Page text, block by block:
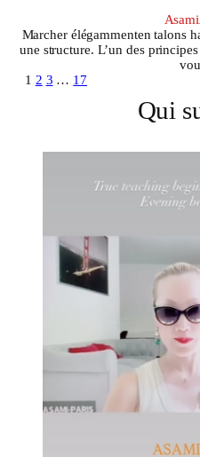
Asami
Marcher élégammenten talons
une structure. L’un des
1 2 3 … 17
Qui